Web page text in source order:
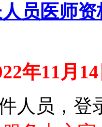
员医师
年11月
人员，登